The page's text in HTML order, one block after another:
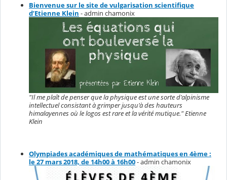
Bienvenue sur le site de vulgarisation scientifique
d’Etienne Klein - admin chamonix
"Il me plaît de penser que la physique est une sorte d'alpinisme
intellectuel consistant à grimper jusqu'à des hauteurs
himalayennes où le logos est rare et la vérité mutique." Etienne
Klein
Olympiades académiques de mathématiques en 4ème :
le 27 mars 2018, de 14h00 à 16h00- admin chamonix